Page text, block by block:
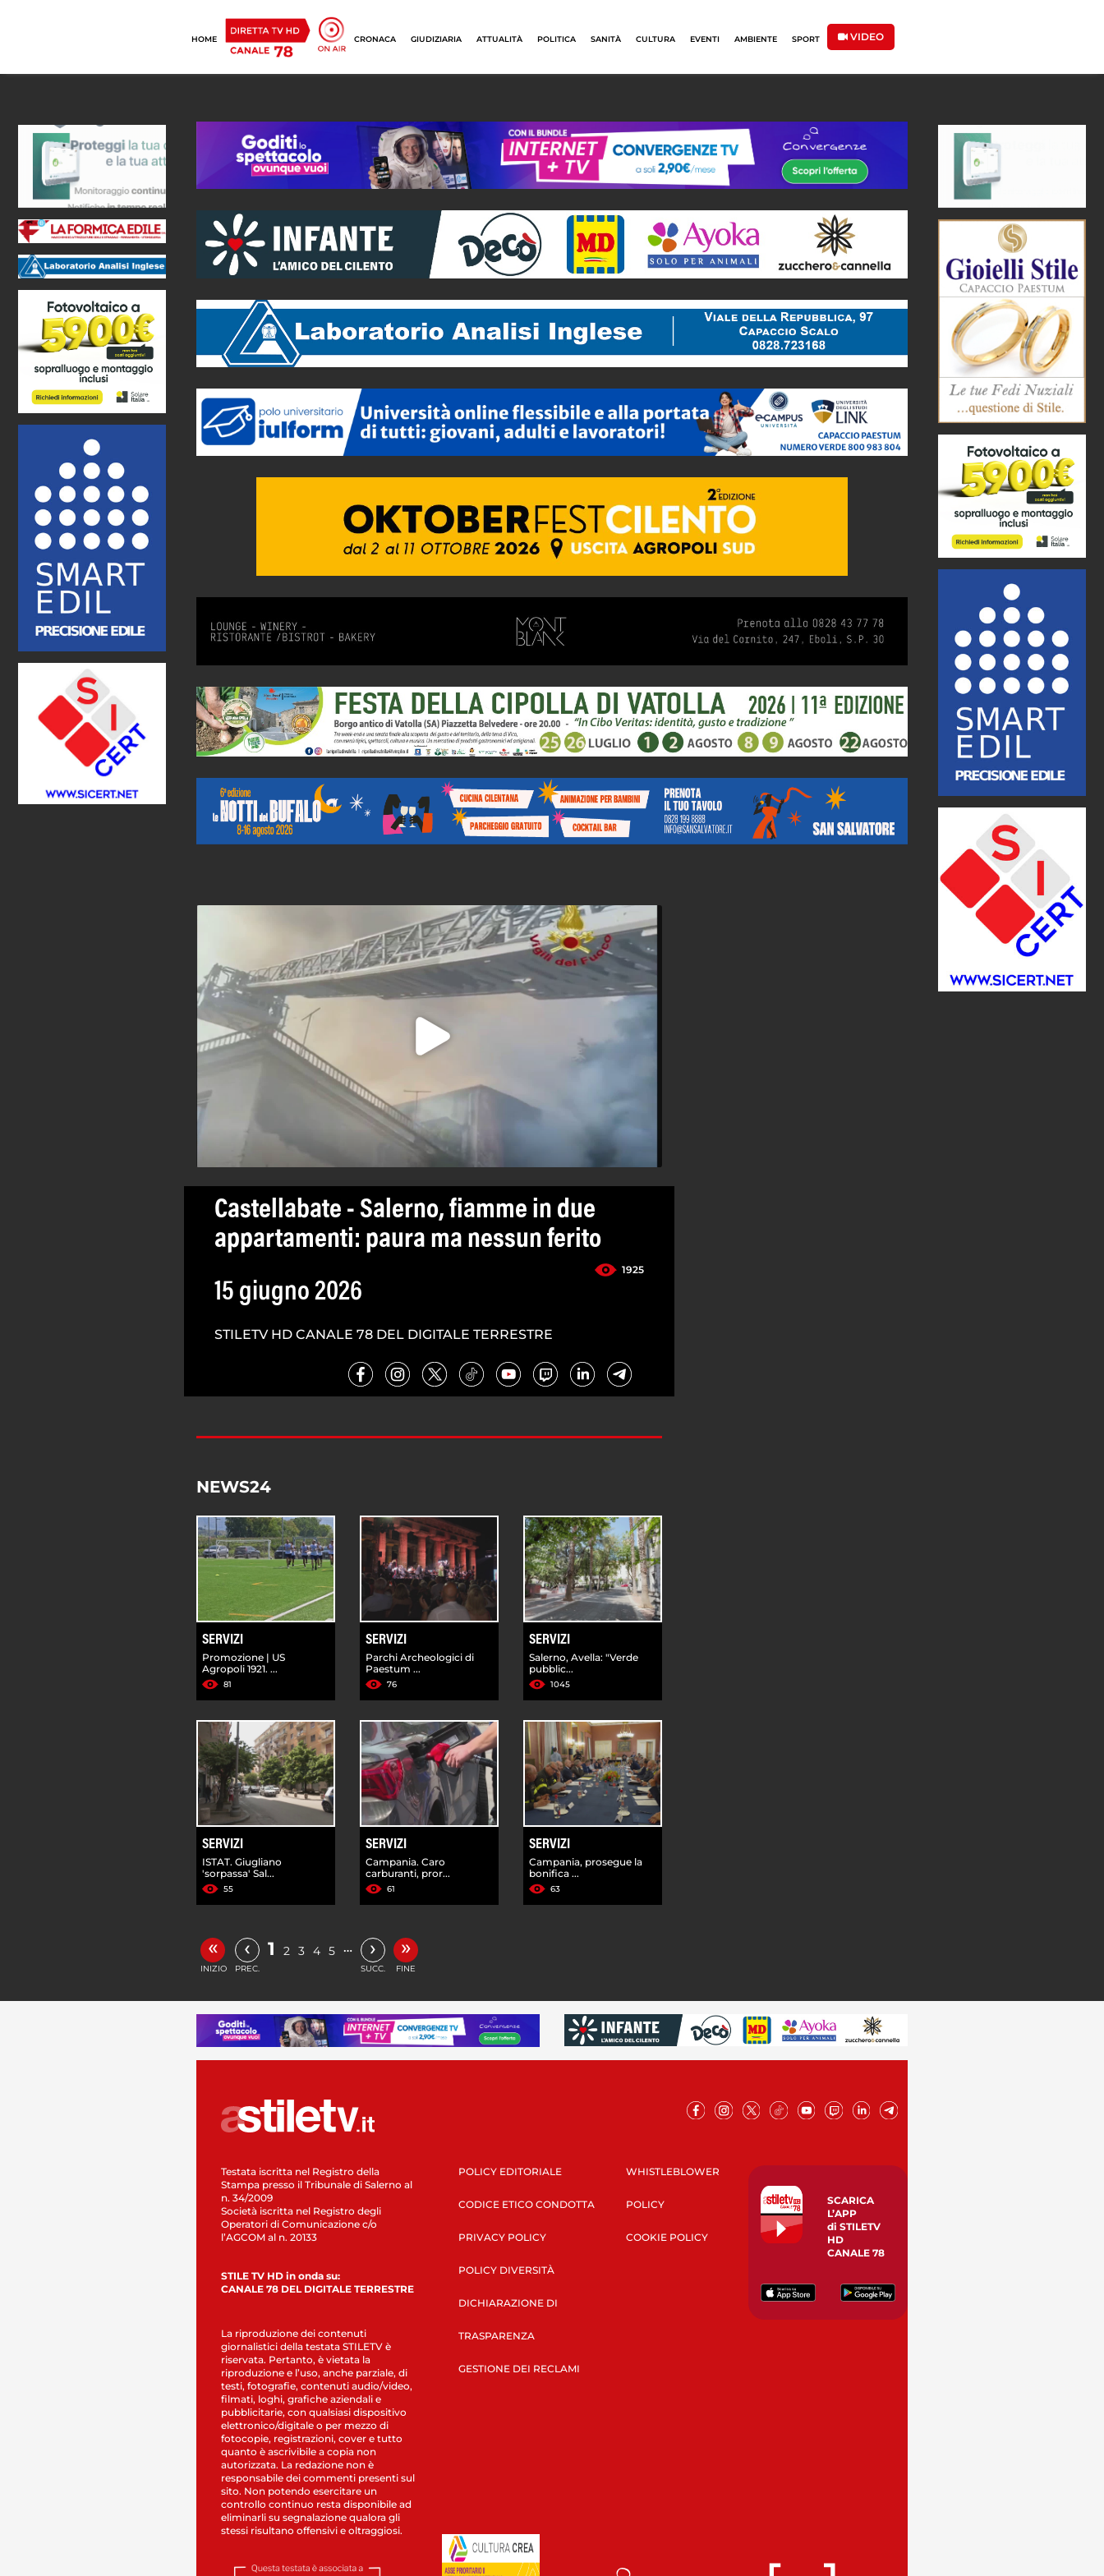
HOME CRONACA GIUDIZIARIA ATTUALITÀ POLITICA SANITÀ CULTURA EVENTI AMBIENTE SPORT VIDEO
Castellabate - Salerno, fiamme in due
appartamenti: paura ma nessun ferito
1925
15 giugno 2026
STILETV HD CANALE 78 DEL DIGITALE TERRESTRE
NEWS24
SERVIZI
Promozione | US
Agropoli 1921. ...
81
SERVIZI
Parchi Archeologici di
Paestum ...
76
SERVIZI
Salerno, Avella: "Verde
pubblic...
1045
SERVIZI
ISTAT. Giugliano
'sorpassa' Sal...
55
SERVIZI
Campania. Caro
carburanti, pror...
61
SERVIZI
Campania, prosegue la
bonifica ...
63
«
INIZIO
‹
PREC.
1 2 3 4 5 … ›
SUCC.
»
FINE
Testata iscritta nel Registro della
Stampa presso il Tribunale di Salerno al
n. 34/2009
Società iscritta nel Registro degli
Operatori di Comunicazione c/o
l’AGCOM al n. 20133
STILE TV HD in onda su:
CANALE 78 DEL DIGITALE TERRESTRE
La riproduzione dei contenuti
giornalistici della testata STILETV è
riservata. Pertanto, è vietata la
riproduzione e l’uso, anche parziale, di
testi, fotografie, contenuti audio/video,
filmati, loghi, grafiche aziendali e
pubblicitarie, con qualsiasi dispositivo
elettronico/digitale o per mezzo di
fotocopie, registrazioni, cover e tutto
quanto è ascrivibile a copia non
autorizzata. La redazione non è
responsabile dei commenti presenti sul
sito. Non potendo esercitare un
controllo continuo resta disponibile ad
eliminarli su segnalazione qualora gli
stessi risultano offensivi e oltraggiosi.
POLICY EDITORIALE
CODICE ETICO CONDOTTA
PRIVACY POLICY
POLICY DIVERSITÀ
DICHIARAZIONE DI
TRASPARENZA
GESTIONE DEI RECLAMI
WHISTLEBLOWER
POLICY
COOKIE POLICY
SCARICA
L’APP
di STILETV
HD
CANALE 78